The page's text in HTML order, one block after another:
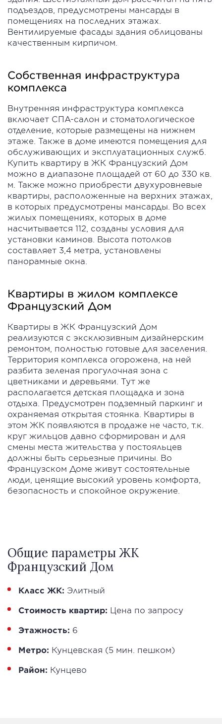
подъездов, предусмотрены мансарды в
помещениях на последних этажах.
Вентилируемые фасады здания облицованы
качественным кирпичом.
Собственная инфраструктура
комплекса
Внутренняя инфраструктура комплекса
включает СПА-салон и стоматологическое
отделение, которые размещены на нижнем
этаже. Также в доме имеются помещения для
обслуживающих и эксплуатационных служб.
Купить квартиру в ЖК Французский Дом
можно в диапазоне площадей от 60 до 330 кв.
м. Также можно приобрести двухуровневые
квартиры, расположенные на верхних этажах,
в которых предусмотрены мансарды. Во всех
жилых помещениях, которых в доме
насчитывается 112, созданы условия для
установки каминов. Высота потолков
составляет 3,4 метра, установлены
панорамные окна.
Квартиры в жилом комплексе
Французский Дом
Квартиры в ЖК Французский Дом
реализуются с эксклюзивным дизайнерским
ремонтом, полностью готовые для заселения.
Территория комплекса огорожена, на ней
разбита зеленая прогулочная зона с
цветниками и деревьями. Тут же
располагается детская площадка и зона
отдыха. Предусмотрен подземный паркинг и
охраняемая открытая стоянка. Квартиры в
этом ЖК появляются в продаже не часто, т.к.
круг жильцов давно сформирован и для
смены места жительства у постояльцев
должны быть серьезные причины. Во
Французском Доме живут состоятельные
люди, ценящие высокий уровень комфорта,
безопасность и спокойное окружение.
Общие параметры ЖК
Французский Дом
Класс ЖК: Элитный
Стоимость квартир: Цена по запросу
Этажность: 6
Метро: Кунцевская (5 мин. пешком)
Район: Кунцево